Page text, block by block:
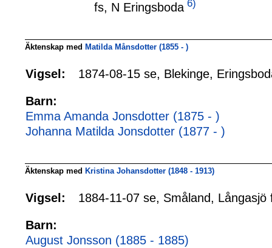
fs, N Eringsboda 6)
Äktenskap med Matilda Månsdotter (1855 - )
Vigsel: 1874-08-15 se, Blekinge,
Barn:
Emma Amanda Jonsdotter (1875 - )
Johanna Matilda Jonsdotter (1877 - )
Äktenskap med Kristina Johansdotter (1848 - 1913)
Vigsel: 1884-11-07 se, Småland, Långasjö
Barn:
August Jonsson (1885 - 1885)